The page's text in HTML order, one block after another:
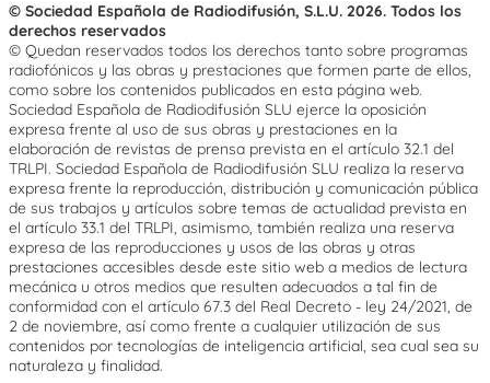
© Sociedad Española de Radiodifusión, S.L.U. 2026. Todos los
derechos reservados
© Quedan reservados todos los derechos tanto sobre programas
radiofónicos y las obras y prestaciones que formen parte de ellos,
como sobre los contenidos publicados en esta página web.
Sociedad Española de Radiodifusión SLU ejerce la oposición
expresa frente al uso de sus obras y prestaciones en la
elaboración de revistas de prensa prevista en el artículo 32.1 del
TRLPI. Sociedad Española de Radiodifusión SLU realiza la reserva
expresa frente la reproducción, distribución y comunicación pública
de sus trabajos y artículos sobre temas de actualidad prevista en
el artículo 33.1 del TRLPI, asimismo, también realiza una reserva
expresa de las reproducciones y usos de las obras y otras
prestaciones accesibles desde este sitio web a medios de lectura
mecánica u otros medios que resulten adecuados a tal fin de
conformidad con el artículo 67.3 del Real Decreto - ley 24/2021, de
2 de noviembre, así como frente a cualquier utilización de sus
contenidos por tecnologías de inteligencia artificial, sea cual sea su
naturaleza y finalidad.